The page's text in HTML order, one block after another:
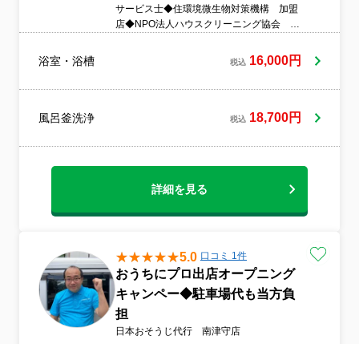
サービス士◆住環境微生物対策機構 加盟
店◆NPO法人ハウスクリーニング協会 ハ
可 夫婦でお伺いいたします。◆万が一の
際の損害保険加入済み◆黒カビ雑菌対策
浴室・浴槽 税込 16,000円
風呂釜洗浄 税込 18,700円
詳細を見る
5.0 口コミ 1件
おうちにプロ出店オープニング
キャンペー◆駐車場代も当方負
担
日本おそうじ代行 南津守店